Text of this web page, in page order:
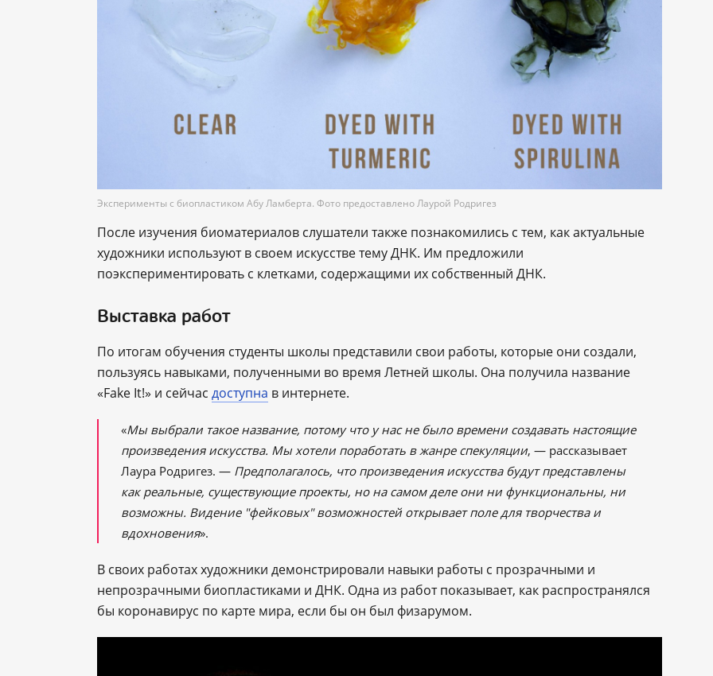
Эксперименты с биопластиком Абу Ламберта. Фото предоставлено Лаурой Родригез
После изучения биоматериалов слушатели также познакомились с тем, как актуальные
художники используют в своем искусстве тему ДНК. Им предложили
поэкспериментировать с клетками, содержащими их собственный ДНК.
Выставка работ
По итогам обучения студенты школы представили свои работы, которые они создали,
пользуясь навыками, полученными во время Летней школы. Она получила название
«Fake It!» и сейчас доступна в интернете.
«Мы выбрали такое название, потому что у нас не было времени создавать настоящие
произведения искусства. Мы хотели поработать в жанре спекуляции, ― рассказывает
Лаура Родригез. ― Предполагалось, что произведения искусства будут представлены
как реальные, существующие проекты, но на самом деле они ни функциональны, ни
возможны. Видение "фейковых" возможностей открывает поле для творчества и
вдохновения».
В своих работах художники демонстрировали навыки работы с прозрачными и
непрозрачными биопластиками и ДНК. Одна из работ показывает, как распространялся
бы коронавирус по карте мира, если бы он был физарумом.